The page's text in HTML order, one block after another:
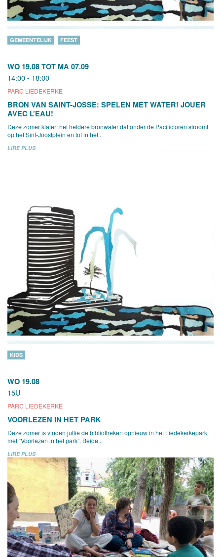
WO 19.08 TOT MA 07.09
14:00 - 18:00
PARC LIEDEKERKE
GEMEENTELIJK FEEST
BRON VAN SAINT-JOSSE: SPELEN MET WATER! JOUER
AVEC L’EAU!
Deze zomer klatert het heldere bronwater dat onder de Pacifictoren stroomt
op het Sint-Joostplein en tot in het...
LIRE PLUS
WO 19.08
15U
PARC LIEDEKERKE
KIDS
VOORLEZEN IN HET PARK
Deze zomer is vinden jullie de bibliotheken opnieuw in het Liedekerkepark
met “Voorlezen in het park”. Beide...
LIRE PLUS